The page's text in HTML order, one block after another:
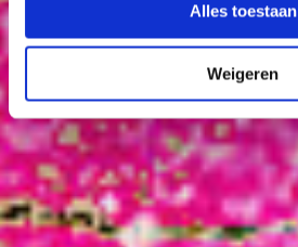
Alles toestaan
Weigeren
Wijkfestival Kanaleneiland
Muziek